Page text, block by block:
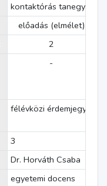
kontaktórás tanegység
előadás (elmélet)
2
-
félévközi érdemjegy
3
Dr. Horváth Csaba
egyetemi docens